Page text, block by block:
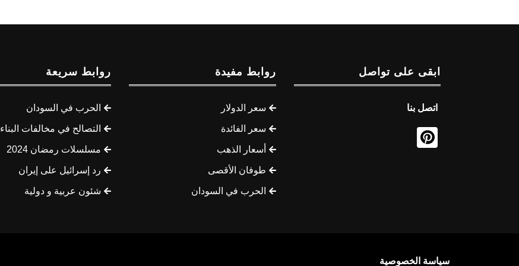
ابقى على تواصل
اتصل بنا
روابط مفيدة
سعر الدولار
سعر الفائدة
أسعار الذهب
طوفان الأقصى
الحرب في السودان
روابط سريعة
الحرب في السودان
التصالح في مخالفات البناء
مسلسلات رمضان 2024
رد إسرائيل على إيران
شئون عربية و دولية
سياسة الخصوصية